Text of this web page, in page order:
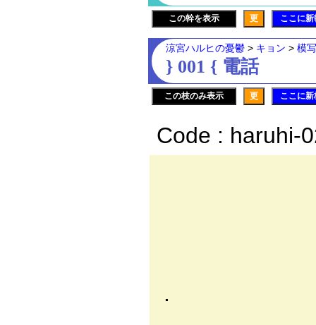
この幹を表示 更 ここに
涼宮ハルヒの憂鬱 > キョン > 模写
} 001 { 電話
この枝のみ表示 更 ここに
Code : haruhi-
. ｌ ＼